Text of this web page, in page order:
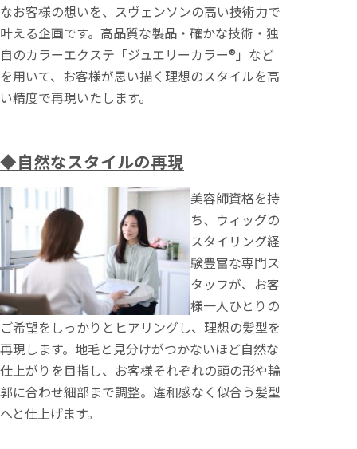
なお客様の想いを、スヴェンソンの高い技術力で
叶える企画です。高品質な製品・確かな技術・独
自のカラーエクステ「ジュエリーカラー®」など
を用いて、お客様が思い描く理想のスタイルを高
い精度で再現いたします。
◆自然なスタイルの再現
美容師資格を持
ち、ウィッグの
スタイリング経
験豊富な専門ス
タッフが、お客
様一人ひとりの
ご希望をしっかりとヒアリングし、理想の髪型を
再現します。地毛と見分けがつかないほど自然な
仕上がりを目指し、お客様それぞれの頭の形や輪
郭に合わせ細部まで調整。違和感なく似合う髪型
へと仕上げます。